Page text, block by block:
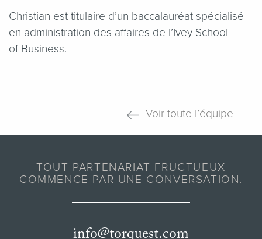
Christian est titulaire d’un baccalauréat spécialisé
en administration des affaires de l’Ivey School
of Business.
Voir toute l’équipe
TOUT PARTENARIAT FRUCTUEUX
COMMENCE PAR UNE CONVERSATION.
info@torquest.com